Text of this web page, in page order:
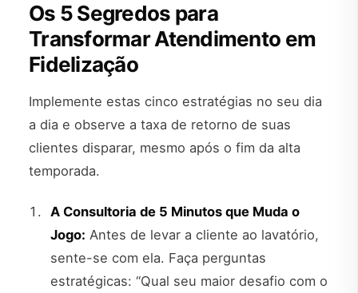
Os 5 Segredos para
Transformar Atendimento em
Fidelização
Implemente estas cinco estratégias no seu dia
a dia e observe a taxa de retorno de suas
clientes disparar, mesmo após o fim da alta
temporada.
A Consultoria de 5 Minutos que Muda o
Jogo: Antes de levar a cliente ao lavatório,
sente-se com ela. Faça perguntas
estratégicas: “Qual seu maior desafio com o